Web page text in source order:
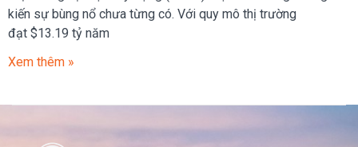
kiến sự bùng nổ chưa từng có. Với quy mô thị trường
đạt $13.19 tỷ năm
Xem thêm »